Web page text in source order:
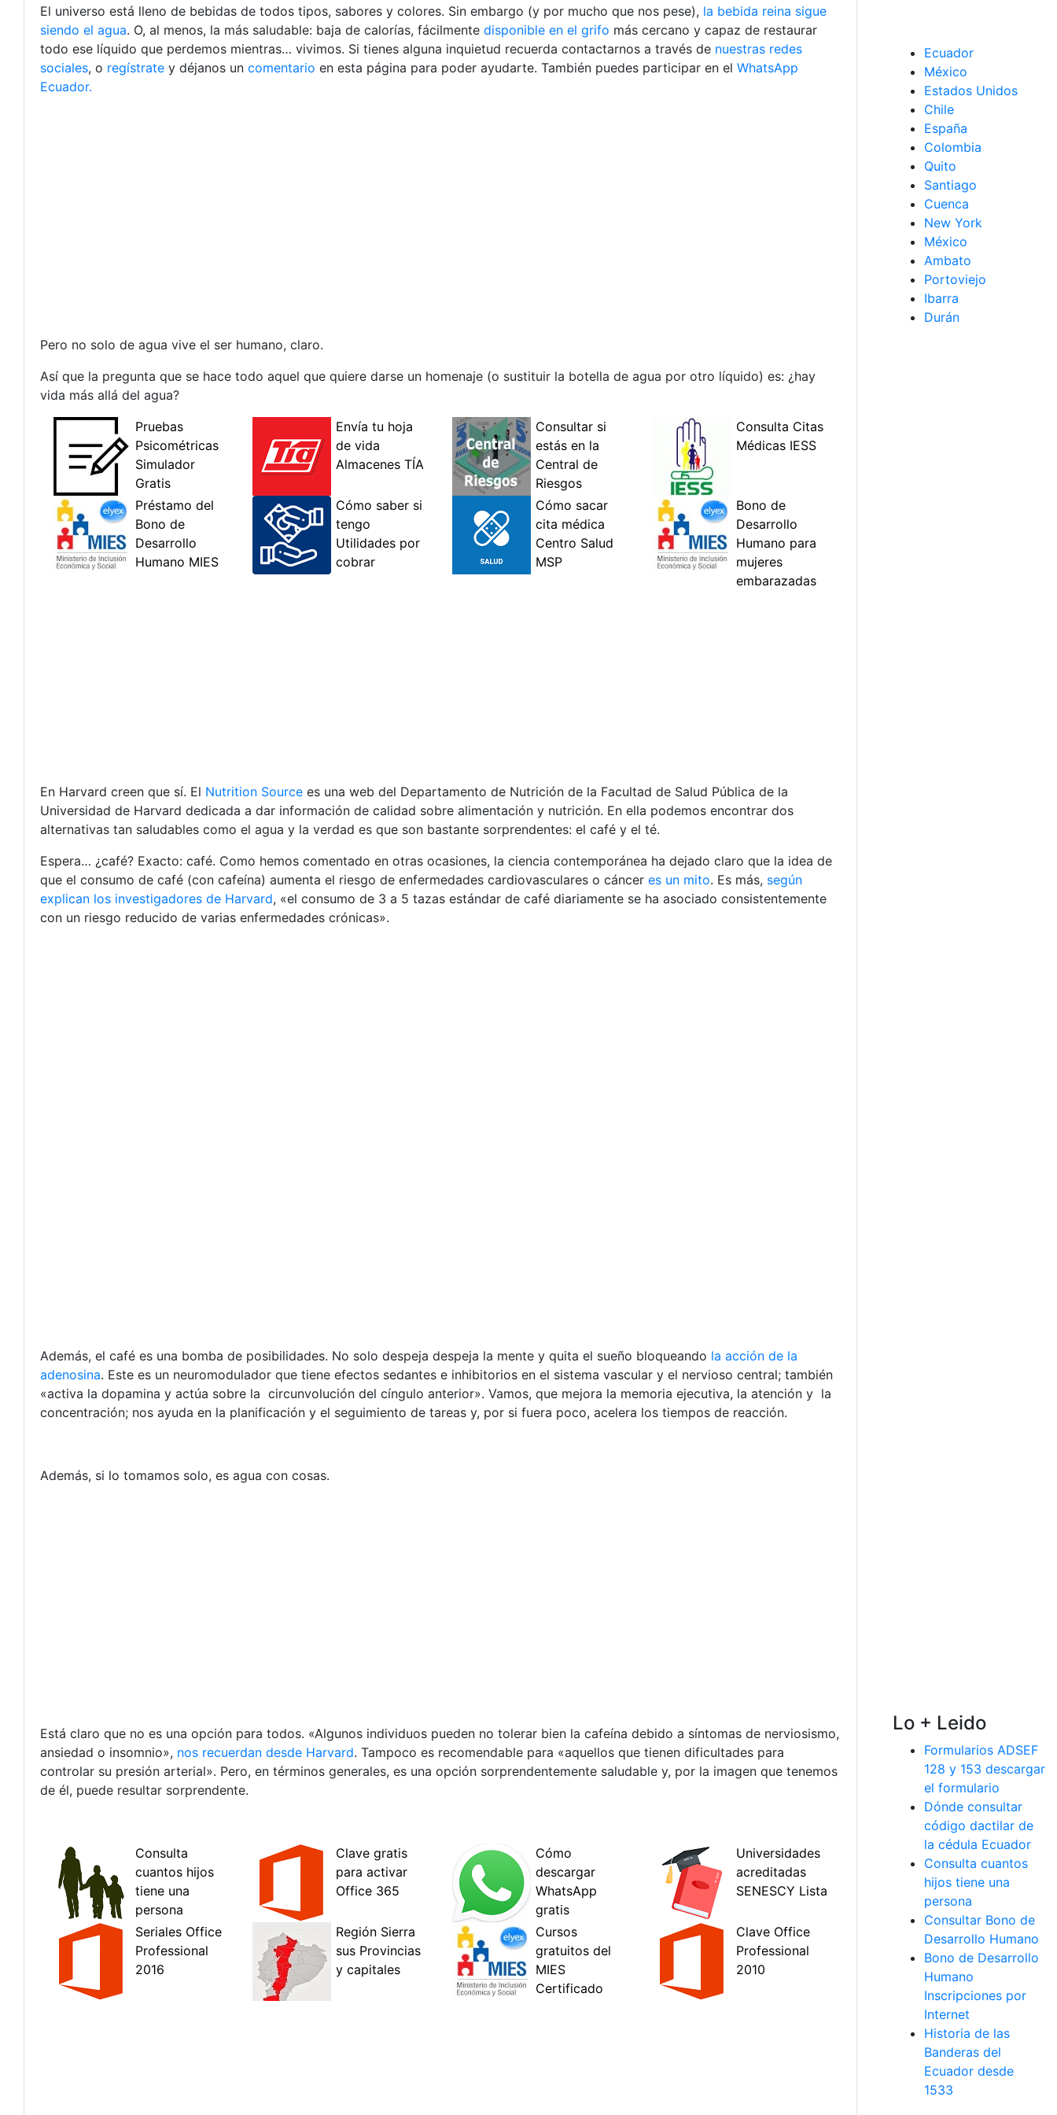
El universo está lleno de bebidas de todos tipos, sabores y colores. Sin embargo (y por mucho que nos pese), la bebida reina sigue
siendo el agua. O, al menos, la más saludable: baja de calorías, fácilmente disponible en el grifo más cercano y capaz de restaurar
todo ese líquido que perdemos mientras… vivimos. Si tienes alguna inquietud recuerda contactarnos a través de nuestras redes
sociales, o regístrate y déjanos un comentario en esta página para poder ayudarte. También puedes participar en el WhatsApp
Ecuador.
Pero no solo de agua vive el ser humano, claro.
Así que la pregunta que se hace todo aquel que quiere darse un homenaje (o sustituir la botella de agua por otro líquido) es: ¿hay
vida más allá del agua?
En Harvard creen que sí. El Nutrition Source es una web del Departamento de Nutrición de la Facultad de Salud Pública de la
Universidad de Harvard dedicada a dar información de calidad sobre alimentación y nutrición. En ella podemos encontrar dos
alternativas tan saludables como el agua y la verdad es que son bastante sorprendentes: el café y el té.
Espera… ¿café? Exacto: café. Como hemos comentado en otras ocasiones, la ciencia contemporánea ha dejado claro que la idea de
que el consumo de café (con cafeína) aumenta el riesgo de enfermedades cardiovasculares o cáncer es un mito. Es más, según
explican los investigadores de Harvard, «el consumo de 3 a 5 tazas estándar de café diariamente se ha asociado consistentemente
con un riesgo reducido de varias enfermedades crónicas».
Además, el café es una bomba de posibilidades. No solo despeja despeja la mente y quita el sueño bloqueando la acción de la
adenosina. Este es un neuromodulador que tiene efectos sedantes e inhibitorios en el sistema vascular y el nervioso central; también
«activa la dopamina y actúa sobre la circunvolución del cíngulo anterior». Vamos, que mejora la memoria ejecutiva, la atención y la
concentración; nos ayuda en la planificación y el seguimiento de tareas y, por si fuera poco, acelera los tiempos de reacción.
Además, si lo tomamos solo, es agua con cosas.
Está claro que no es una opción para todos. «Algunos individuos pueden no tolerar bien la cafeína debido a síntomas de nerviosismo,
ansiedad o insomnio», nos recuerdan desde Harvard. Tampoco es recomendable para «aquellos que tienen dificultades para
controlar su presión arterial». Pero, en términos generales, es una opción sorprendentemente saludable y, por la imagen que tenemos
de él, puede resultar sorprendente.
Ecuador
México
Estados Unidos
Chile
España
Colombia
Quito
Santiago
Cuenca
New York
México
Ambato
Portoviejo
Ibarra
Durán
Lo + Leido
Formularios ADSEF
128 y 153 descargar
el formulario
Dónde consultar
código dactilar de
la cédula Ecuador
Consulta cuantos
hijos tiene una
persona
Consultar Bono de
Desarrollo Humano
Bono de Desarrollo
Humano
Inscripciones por
Internet
Historia de las
Banderas del
Ecuador desde
1533